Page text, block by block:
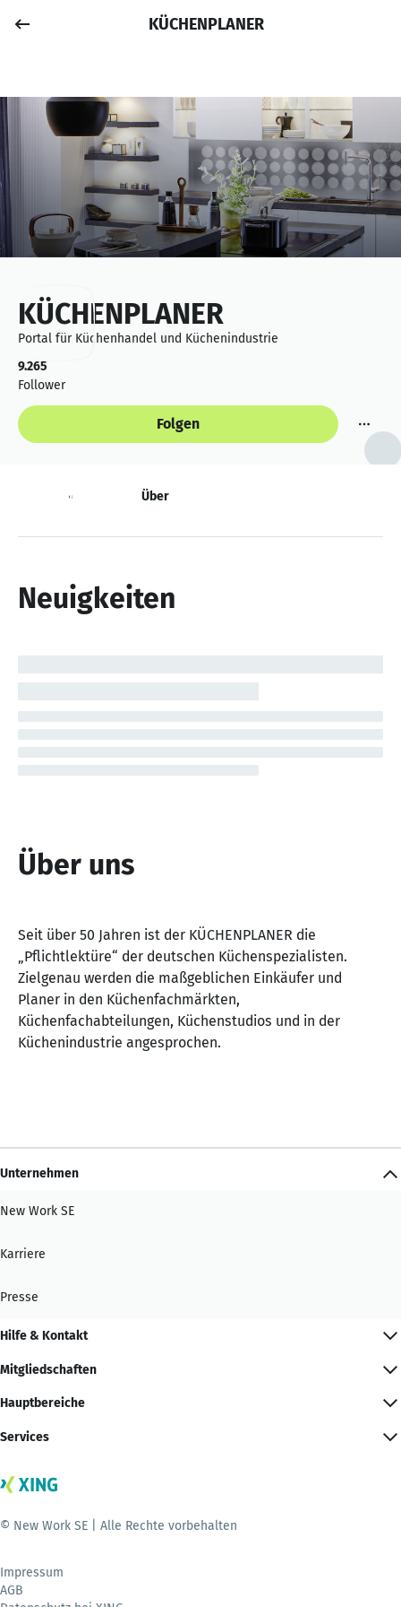
Anmelden
KÜCHENPLANER
KÜCHENPLANER
Portal für Küchenhandel und Küchenindustrie
9.265
Follower
Folgen
Neuigkeiten Über
Neuigkeiten
Über uns
Seit über 50 Jahren ist der KÜCHENPLANER die
„Pflichtlektüre“ der deutschen Küchenspezialisten.
Zielgenau werden die maßgeblichen Einkäufer und
Planer in den Küchenfachmärkten,
Küchenfachabteilungen, Küchenstudios und in der
Küchenindustrie angesprochen.
Unternehmen
New Work SE
Karriere
Presse
Hilfe & Kontakt
Mitgliedschaften
Hauptbereiche
Services
© New Work SE | Alle Rechte vorbehalten
Impressum
AGB